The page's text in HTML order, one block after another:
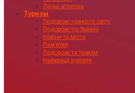
Легка атлетіка
Туризм
Подорожі навколо світу
Подорожі по Україні
Країни та міста
Пам’ятки
Подорожі та туризм
Найкращі курорти